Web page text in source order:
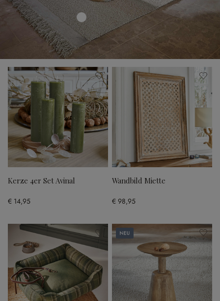
Kerze 4er Set Avinal
€ 14,95
Wandbild Miette
€ 98,95
Neu